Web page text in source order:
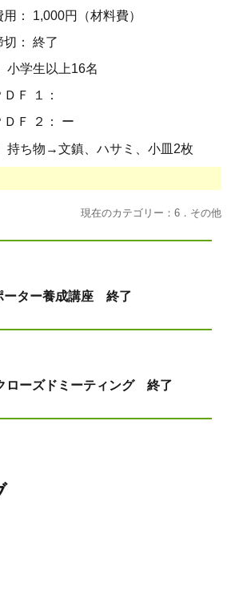
： 1,000円（材料費）
切： 終了
小学生以上16名
Ｆ １：
ＤＦ ２： ー
持ち物→文鎮、ハサミ、小皿2枚
現在のカテゴリー：6．その他
ーター養成講座 終了
ローズドミーティング 終了